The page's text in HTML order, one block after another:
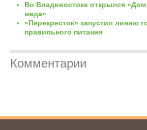
Во Владивостоке открылся
меда»
«Перекресток» запустил линию
правильного питания
Комментарии